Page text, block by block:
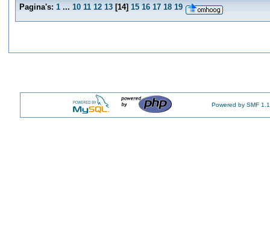
Pagina's: 1 ... 10 11 12 13 [14] 15 16 17 18 19
Powered by SMF